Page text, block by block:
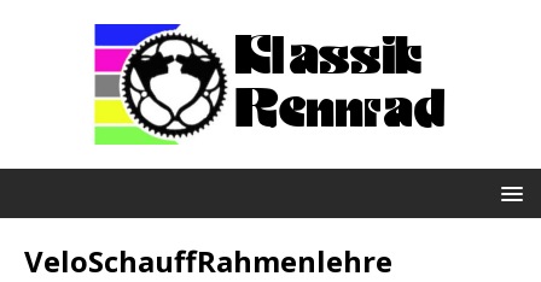
VeloSchauffRahmenlehre